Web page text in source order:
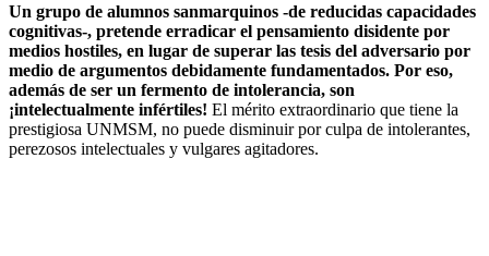
Un grupo de alumnos sanmarquinos -de reducidas capacidades
cognitivas-, pretende erradicar el pensamiento disidente por
medios hostiles, en lugar de superar las tesis del adversario por
medio de argumentos debidamente fundamentados. Por eso,
además de ser un fermento de intolerancia, son
¡intelectualmente infértiles! El mérito extraordinario que tiene la
prestigiosa UNMSM, no puede disminuir por culpa de intolerantes,
perezosos intelectuales y vulgares agitadores.